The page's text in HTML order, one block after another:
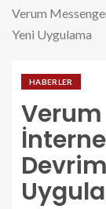
Verum
Yeni Uygulama
HABERLER